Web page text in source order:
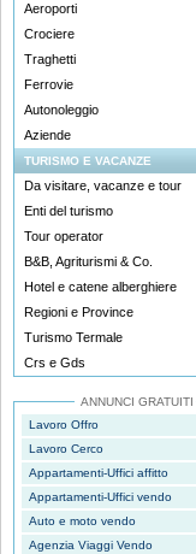
Aeroporti
Crociere
Traghetti
Ferrovie
Autonoleggio
Aziende
TURISMO E VACANZE
Da visitare, vacanze e tour
Enti del turismo
Tour operator
B&B, Agriturismi & Co.
Hotel e catene alberghiere
Regioni e Province
Turismo Termale
Crs e Gds
ANNUNCI GRATUITI
Lavoro Offro
Lavoro Cerco
Appartamenti-Uffici affitto
Appartamenti-Uffici vendo
Auto e moto vendo
Agenzia Viaggi Vendo